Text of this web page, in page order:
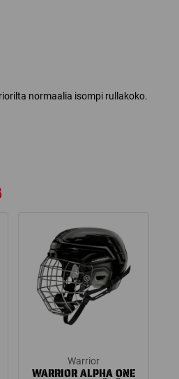
normaalia isompi rullakoko.
Warrior
WARRIOR ALPHA ONE